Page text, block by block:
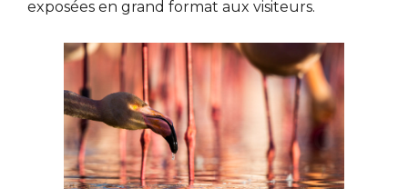
exposées en grand format aux visiteurs.